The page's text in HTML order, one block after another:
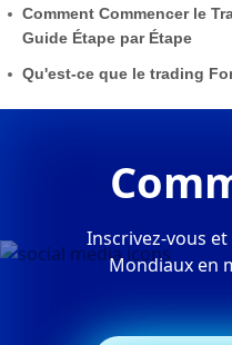
Comment Commencer le
Guide Étape par Étape
Qu'est-ce que le trading
Inscrivez-vous
Mondiaux en